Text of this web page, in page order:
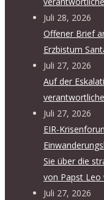
Juli 28, 2026
Offener Brief
Erzbistum
Juli 27, 2026
Auf der
Juli 27, 2026
EIR-
Sie über die
von Papst Leo
Juli 27, 2026